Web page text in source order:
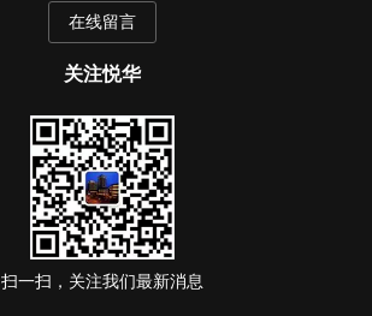
在线留言
关注悦华
扫一扫，关注我们最新消息